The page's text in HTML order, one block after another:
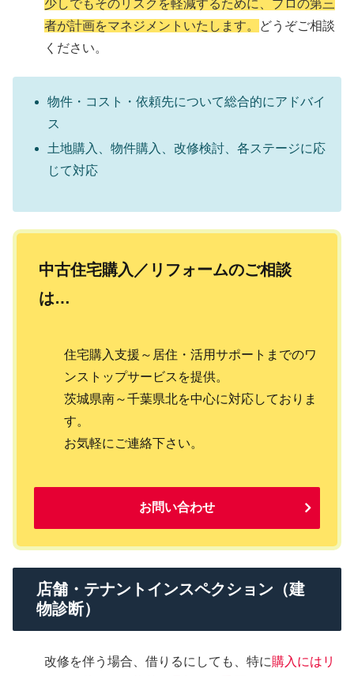
少しでもそのリスクを軽減するために、プロの第三
者が計画をマネジメントいたします。
どうぞご相談
ください。
物件・コスト・依頼先について総合的にアドバイ
ス
土地購入、物件購入、改修検討、各ステージに応
じて対応
中古住宅購入／リフォームのご相談
は…
住宅購入支援～居住・活用サポートまでのワ
ンストップサービスを提供。
茨城県南～千葉県北を中心に対応しておりま
す。
お気軽にご連絡下さい。
お問い合わせ
店舗・テナントインスペクション（建
物診断）
改修を伴う場合、借りるにしても、特に購入にはリ